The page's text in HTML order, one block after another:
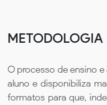
METODOLOGIA
O processo de ensino
aluno e disponibiliza
formatos para que,